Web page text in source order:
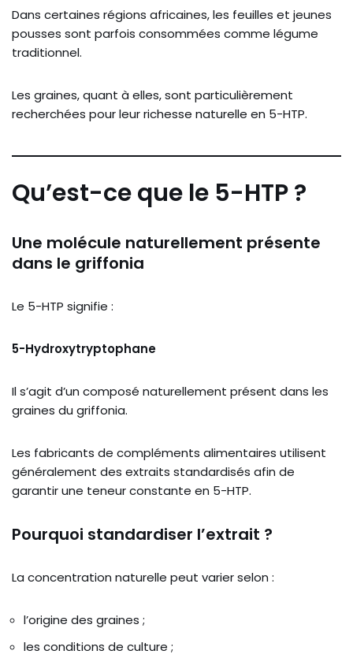
Dans certaines régions africaines, les feuilles et jeunes
pousses sont parfois consommées comme légume
traditionnel.
Les graines, quant à elles, sont particulièrement
recherchées pour leur richesse naturelle en 5-HTP.
Qu’est-ce que le 5-HTP ?
Une molécule naturellement présente
dans le griffonia
Le 5-HTP signifie :
5-Hydroxytryptophane
Il s’agit d’un composé naturellement présent dans les
graines du griffonia.
Les fabricants de compléments alimentaires utilisent
généralement des extraits standardisés afin de
garantir une teneur constante en 5-HTP.
Pourquoi standardiser l’extrait ?
La concentration naturelle peut varier selon :
l’origine des graines ;
les conditions de culture ;